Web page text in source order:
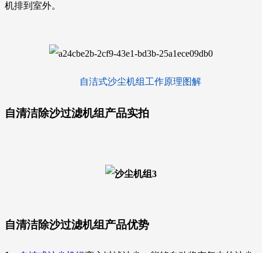
机排到室外。
自洁式沙尘机组工作原理图解
自清洁除沙过滤机组产品实拍
自清洁除沙过滤机组产品优势